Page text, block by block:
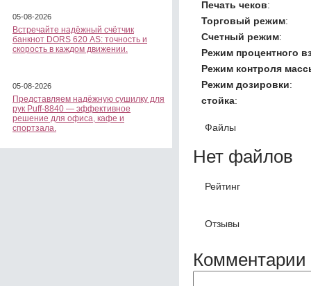
05-08-2026
Встречайте надёжный счётчик
банкнот DORS 620 АS: точность и
скорость в каждом движении.
05-08-2026
Представляем надёжную сушилку для
рук Puff-8840 — эффективное
решение для офиса, кафе и
спортзала.
Печать чеков:
Торговый режим:
Счетный режим:
Режим процентного
Режим контроля
Режим дозировки:
стойка:
Файлы
Нет файлов
Рейтинг
Отзывы
Комментарии